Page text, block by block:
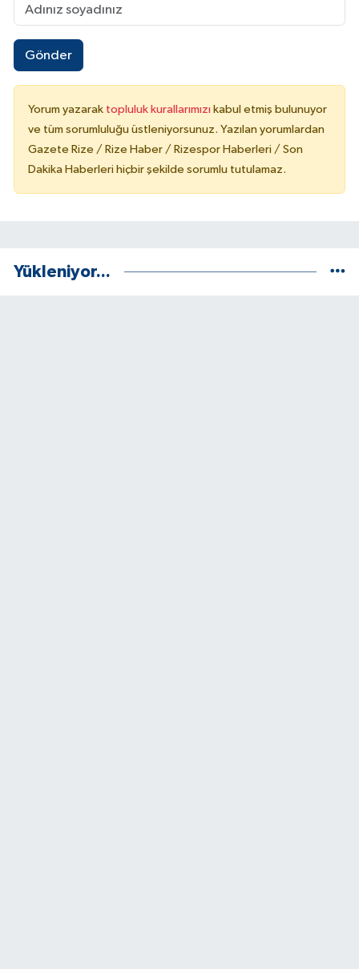
Gönder
Yorum yazarak topluluk kurallarımızı kabul etmiş bulunuyor
ve tüm sorumluluğu üstleniyorsunuz. Yazılan yorumlardan
Gazete Rize / Rize Haber / Rizespor Haberleri / Son
Dakika Haberleri hiçbir şekilde sorumlu tutulamaz.
Yükleniyor...